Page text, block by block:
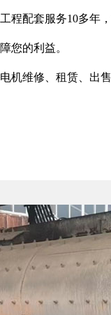
程配套服务10多年，
您的利益。
机维修、租赁、出